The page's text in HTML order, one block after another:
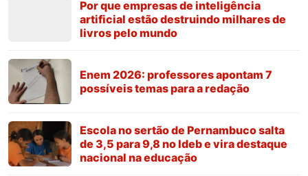
Por que empresas de inteligência
artificial estão destruindo milhares de
livros pelo mundo
Enem 2026: professores apontam 7
possíveis temas para a redação
Escola no sertão de Pernambuco salta
de 3,5 para 9,8 no Ideb e vira destaque
nacional na educação